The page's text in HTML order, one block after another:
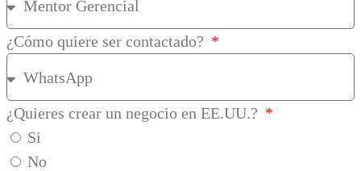
¿Cómo quiere ser contactado?
¿Quieres crear un negocio en EE.UU.?
Si
No